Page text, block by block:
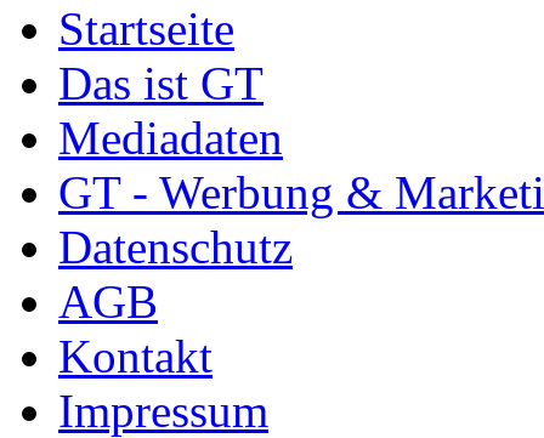
Startseite
Das ist GT
Mediadaten
GT - Werbung &
Datenschutz
AGB
Kontakt
Impressum